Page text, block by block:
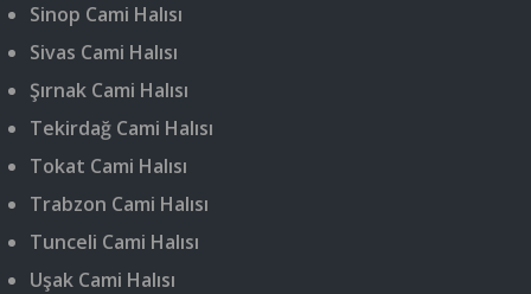
Sinop Cami Halısı
Sivas Cami Halısı
Şırnak Cami Halısı
Tekirdağ Cami Halısı
Tokat Cami Halısı
Trabzon Cami Halısı
Tunceli Cami Halısı
Uşak Cami Halısı